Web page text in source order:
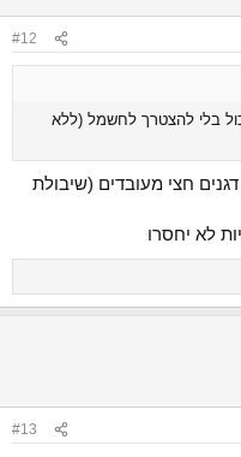
#12
בלי להצטרך לחשמל (ללא
חצי מעובדים (שיבולת
לא יחסרו
#13